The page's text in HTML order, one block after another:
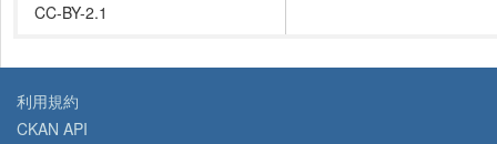
CC-BY-2.1
利用規約
CKAN API